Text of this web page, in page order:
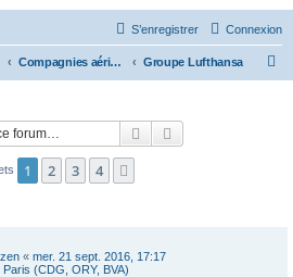
Connexion
S’enregistrer
Compagnies aériennes d'Europe Groupe Lufthansa
Rechercher
1 2 3 4
« mer. 21 sept. 2016, 17:17
(CDG, ORY, BVA)